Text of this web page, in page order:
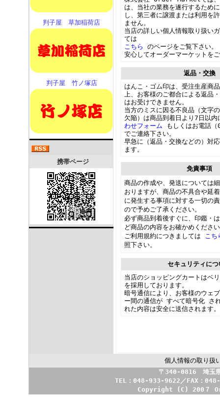
判子屋 草加稲荷店
判子屋 竹ノ塚店
携帯ページ
は、当社の業務を遂行するため
し、第三者に譲渡または利用を
ません。
当店の詳しい個人情報取り扱い
ては
こちら のページをご覧下さい
安心してオーダーマーケットを
返品・交換
はんこ・ゴム印は、受注生産商
上、お客様のご都合による返品
はお受けできません。
当方のミスに因る不良品（文字
欠陥）は商品到着日より7日以
わせフォーム
もしくはお電話
でご連絡下さい。
早急に（返品・交換などの）対
ます。
免責事項
商品の作成や、発送については
おりますが、商品の不具合や延
に発生する事項に対する一切の
ので予めご了承ください。
必ず商品到着後すぐに、印鑑・
ど商品の内容をお確かめくださ
ご利用規約につきましては こ
照下さい。
セキュリティにつ
当店のショッピングカートはベ
を採用しております。
暗号通信により、お客様のウェ
ー間の通信が すべて暗号化 さ
れた内容は安全に送信されます。
個人情報の取り扱
〒340-0816 埼玉
TEL：048-933-9622／FAX：
Copyright (C) 200７